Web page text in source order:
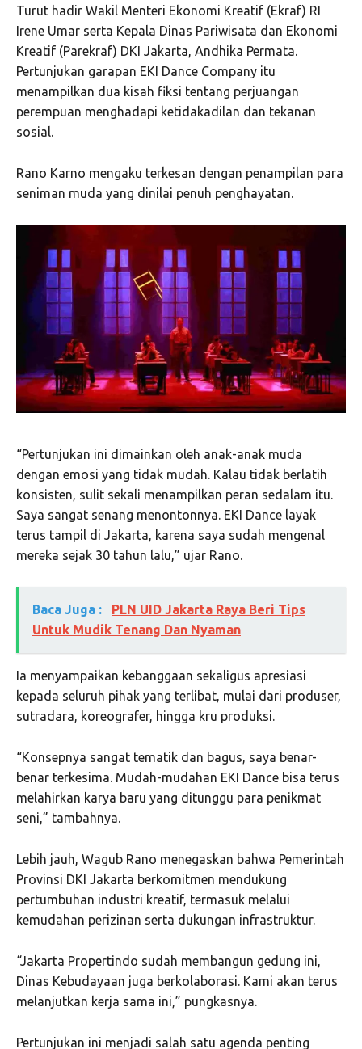
Turut hadir Wakil Menteri Ekonomi Kreatif (Ekraf) RI
Irene Umar serta Kepala Dinas Pariwisata dan Ekonomi
Kreatif (Parekraf) DKI Jakarta, Andhika Permata.
Pertunjukan garapan EKI Dance Company itu
menampilkan dua kisah fiksi tentang perjuangan
perempuan menghadapi ketidakadilan dan tekanan
sosial.
Rano Karno mengaku terkesan dengan penampilan para
seniman muda yang dinilai penuh penghayatan.
“Pertunjukan ini dimainkan oleh anak-anak muda
dengan emosi yang tidak mudah. Kalau tidak berlatih
konsisten, sulit sekali menampilkan peran sedalam itu.
Saya sangat senang menontonnya. EKI Dance layak
terus tampil di Jakarta, karena saya sudah mengenal
mereka sejak 30 tahun lalu,” ujar Rano.
Baca Juga :
PLN UID Jakarta Raya Beri Tips
Untuk Mudik Tenang Dan Nyaman
Ia menyampaikan kebanggaan sekaligus apresiasi
kepada seluruh pihak yang terlibat, mulai dari produser,
sutradara, koreografer, hingga kru produksi.
“Konsepnya sangat tematik dan bagus, saya benar-
benar terkesima. Mudah-mudahan EKI Dance bisa terus
melahirkan karya baru yang ditunggu para penikmat
seni,” tambahnya.
Lebih jauh, Wagub Rano menegaskan bahwa Pemerintah
Provinsi DKI Jakarta berkomitmen mendukung
pertumbuhan industri kreatif, termasuk melalui
kemudahan perizinan serta dukungan infrastruktur.
“Jakarta Propertindo sudah membangun gedung ini,
Dinas Kebudayaan juga berkolaborasi. Kami akan terus
melanjutkan kerja sama ini,” pungkasnya.
Pertunjukan ini menjadi salah satu agenda penting